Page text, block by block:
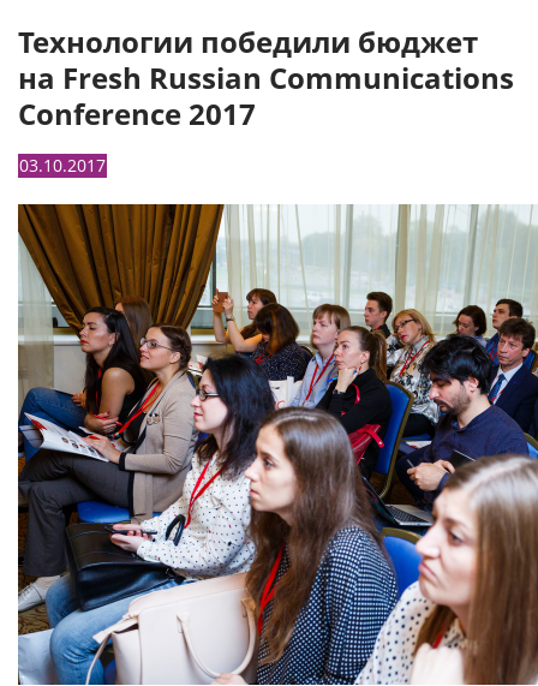
Технологии победили бюджет
на Fresh Russian Communications
Conference 2017
03.10.2017